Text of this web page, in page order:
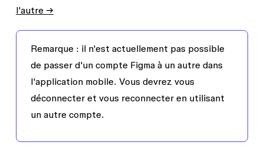
l'autre →
Remarque : il n'est actuellement pas possible
de passer d'un compte Figma à un autre dans
l'application mobile. Vous devrez vous
déconnecter et vous reconnecter en utilisant
un autre compte.